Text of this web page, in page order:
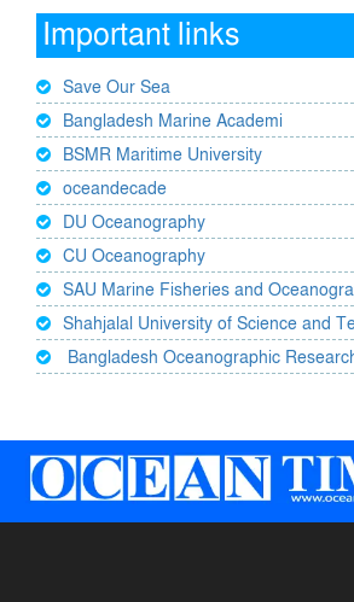
Important links
Save Our Sea
Bangladesh Marine Academi
BSMR Maritime University
oceandecade
DU Oceanography
CU Oceanography
SAU Marine Fisheries and
Shahjalal University of Science and
Bangladesh Oceanographic